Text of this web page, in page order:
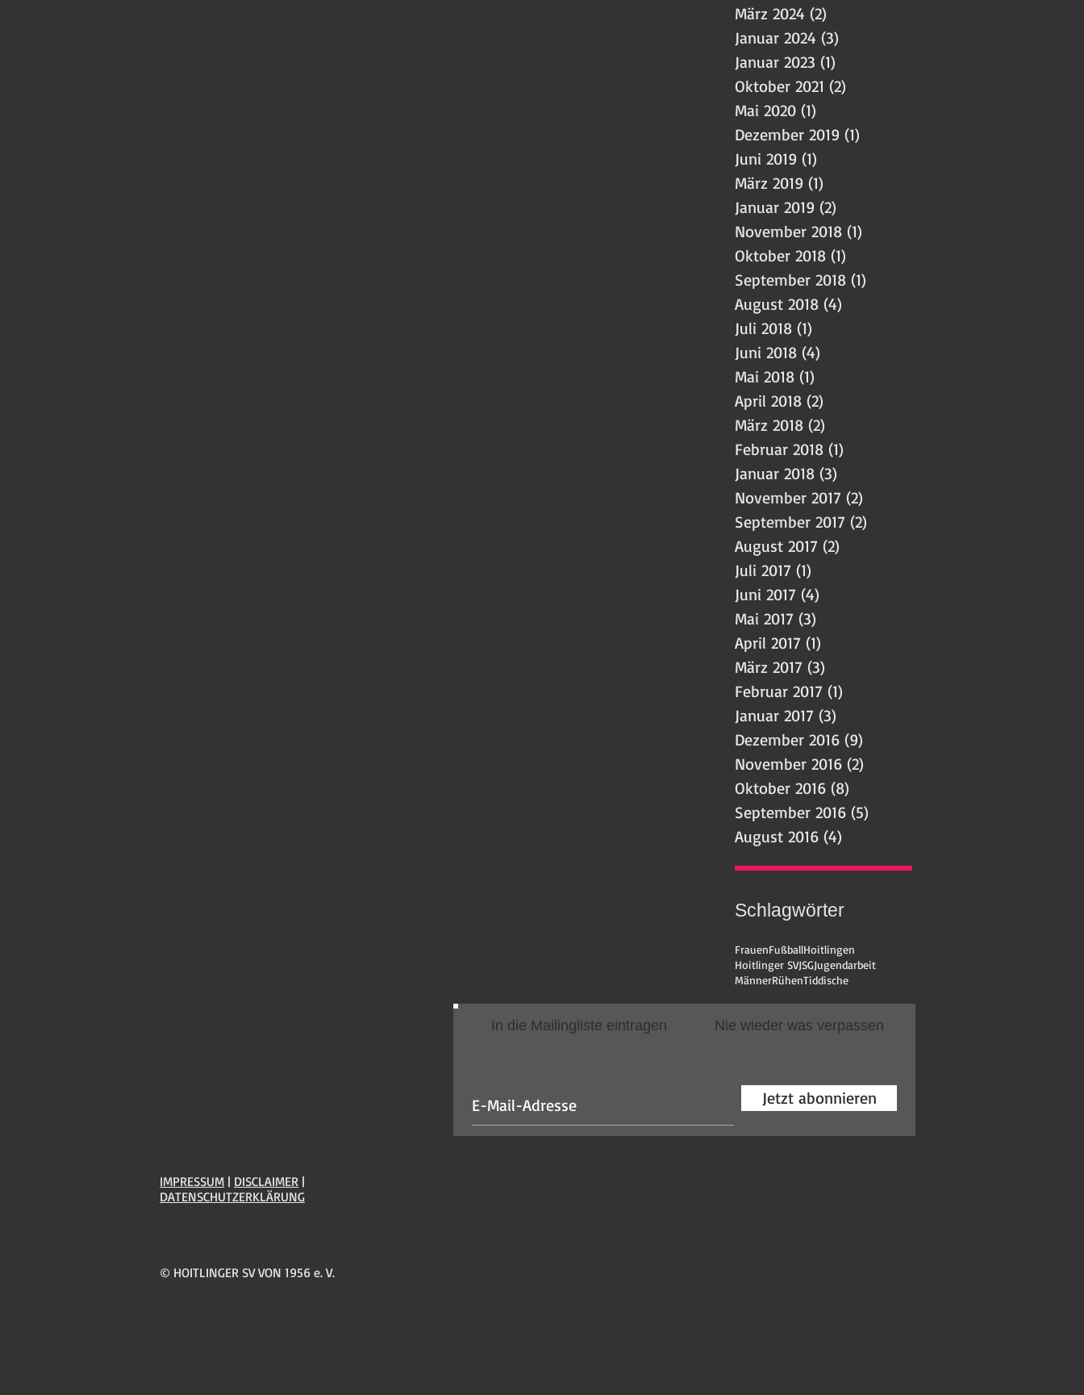
März 2024 (2)
Januar 2024 (3)
Januar 2023 (1)
Oktober 2021 (2)
Mai 2020 (1)
Dezember 2019 (1)
Juni 2019 (1)
März 2019 (1)
Januar 2019 (2)
November 2018 (1)
Oktober 2018 (1)
September 2018 (1)
August 2018 (4)
Juli 2018 (1)
Juni 2018 (4)
Mai 2018 (1)
April 2018 (2)
März 2018 (2)
Februar 2018 (1)
Januar 2018 (3)
November 2017 (2)
September 2017 (2)
August 2017 (2)
Juli 2017 (1)
Juni 2017 (4)
Mai 2017 (3)
April 2017 (1)
März 2017 (3)
Februar 2017 (1)
Januar 2017 (3)
Dezember 2016 (9)
November 2016 (2)
Oktober 2016 (8)
September 2016 (5)
August 2016 (4)
Schlagwörter
FrauenFußballHoitlingen
Hoitlinger SVJSGJugendarbeit
MännerRühenTiddische
In die Mailingliste eintragen Nie wieder was verpassen
Jetzt abonnieren
IMPRESSUM | DISCLAIMER |
DATENSCHUTZERKLÄRUNG
© HOITLINGER SV VON 1956 e. V.